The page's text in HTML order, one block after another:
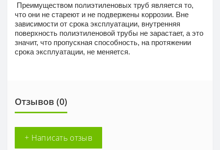
Преимуществом полиэтиленовых труб является то,
что они не стареют и не подвержены коррозии. Вне
зависимости от срока эксплуатации, внутренняя
поверхность полиэтиленовой трубы не зарастает, а это
значит, что пропускная способность, на протяжении
срока эксплуатации, не меняется.
Отзывов (0)
+ Написать отзыв